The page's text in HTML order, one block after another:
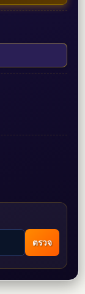
ตรวจ